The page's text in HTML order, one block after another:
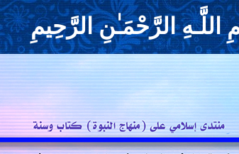
اللَّـهِ الرَّحْمَـٰنِ الرَّحِيمِ